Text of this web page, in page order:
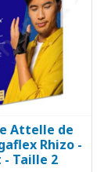
Attelle de
Rhizo -
- Taille 2